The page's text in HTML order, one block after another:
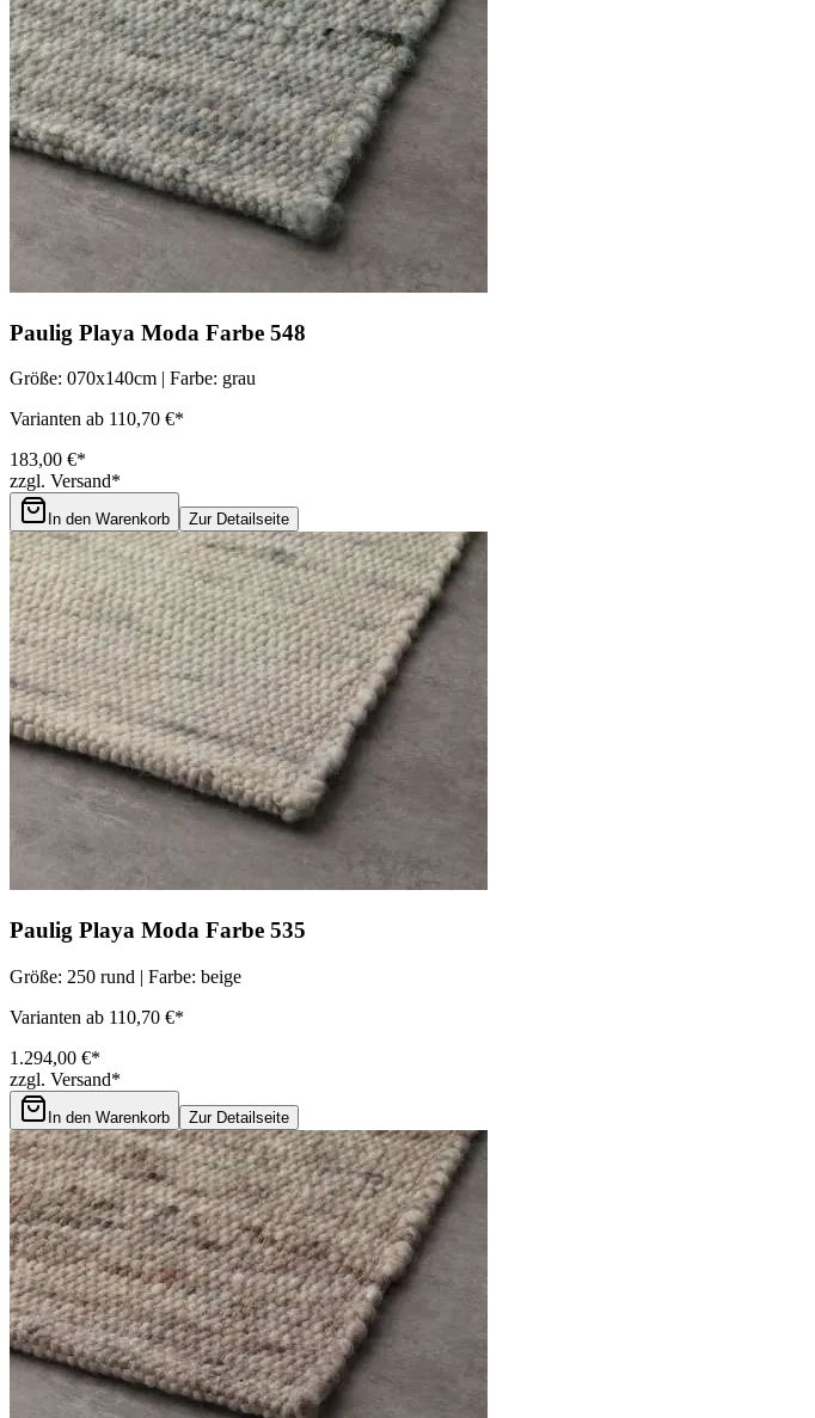
Paulig Playa Moda Farbe 548
Größe: 070x140cm | Farbe: grau
Varianten ab 110,70 €*
183,00 €*
zzgl. Versand*
In den Warenkorb Zur Detailseite
Paulig Playa Moda Farbe 535
Größe: 250 rund | Farbe: beige
Varianten ab 110,70 €*
1.294,00 €*
zzgl. Versand*
In den Warenkorb Zur Detailseite